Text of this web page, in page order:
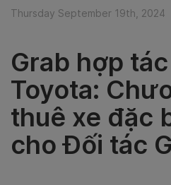
Thursday September 19th, 2024
Grab hợp
Toyota:
thuê xe đặc
cho Đối tác